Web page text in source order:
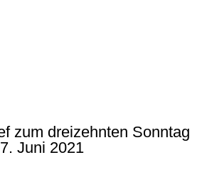
zum dreizehnten Sonntag
Juni 2021